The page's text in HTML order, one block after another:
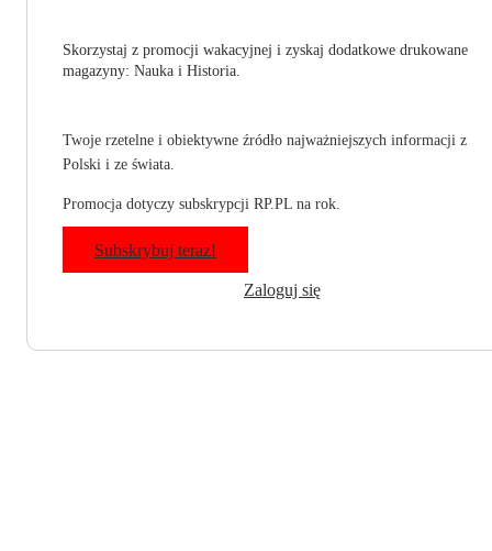
Skorzystaj z promocji wakacyjnej i zyskaj dodatkowe drukowane
magazyny: Nauka i Historia.
Twoje rzetelne i obiektywne źródło najważniejszych informacji z
Polski i ze świata.
Promocja dotyczy subskrypcji RP.PL na rok.
Subskrybuj teraz!
Zaloguj się